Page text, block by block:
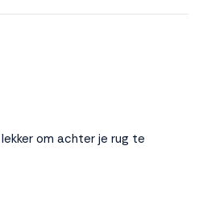
om achter je rug te